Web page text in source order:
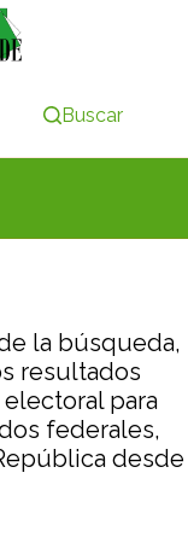
Buscar
la búsqueda,
resultados
para
federales,
desde